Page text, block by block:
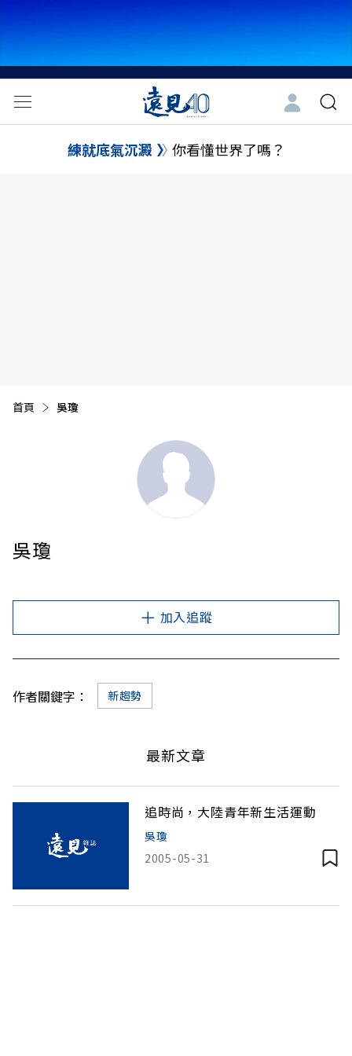
練就底氣沉澱 你看懂世界了嗎？
首頁 目前頁面：
吳瓊
吳瓊
加入追蹤
作者關鍵字： 新趨勢
最新文章
追時尚，大陸青年新生活運動
吳瓊
2005-05-31